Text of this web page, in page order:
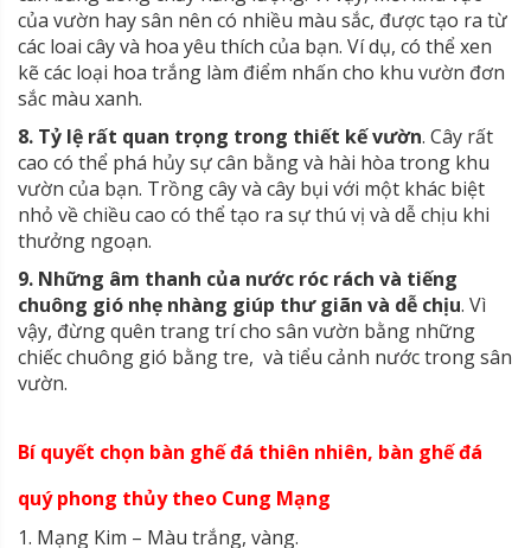
của vườn hay sân nên có nhiều màu sắc, được tạo ra từ
các loai cây và hoa yêu thích của bạn. Ví dụ, có thể xen
kẽ các loại hoa trắng làm điểm nhấn cho khu vườn đơn
sắc màu xanh.
8. Tỷ lệ rất quan trọng trong thiết kế vườn. Cây rất
cao có thể phá hủy sự cân bằng và hài hòa trong khu
vườn của bạn. Trồng cây và cây bụi với một khác biệt
nhỏ về chiều cao có thể tạo ra sự thú vị và dễ chịu khi
thưởng ngoạn.
9. Những âm thanh của nước róc rách và tiếng
chuông gió nhẹ nhàng giúp thư giãn và dễ chịu. Vì
vậy, đừng quên trang trí cho sân vườn bằng những
chiếc chuông gió bằng tre, và tiểu cảnh nước trong sân
vườn.
Bí quyết chọn bàn ghế đá thiên nhiên, bàn ghế đá
quý phong thủy theo Cung Mạng
1. Mạng Kim – Màu trắng, vàng.